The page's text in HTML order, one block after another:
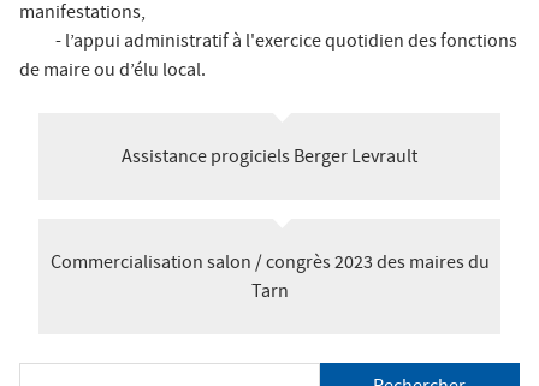
Espace Elus
Nous contacter
i
manifestations,
- l’appui administratif à l'exercice quotidien des fonctions
de maire ou d’élu local.
Assistance progiciels Berger Levrault
Commercialisation salon / congrès 2023 des maires du
Tarn